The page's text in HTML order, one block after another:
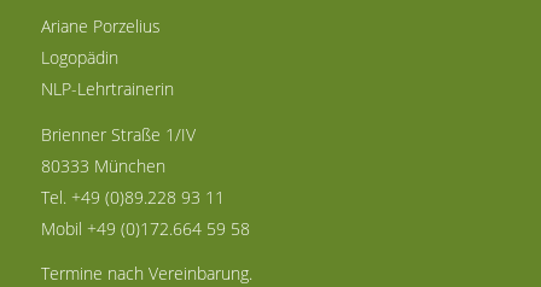
Ariane Porzelius
Logopädin
NLP-Lehrtrainerin
Brienner Straße 1/IV
80333 München
Tel. +49 (0)89.228 93 11
Mobil +49 (0)172.664 59 58
Termine nach Vereinbarung.